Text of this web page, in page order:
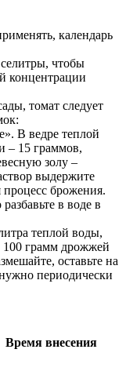
календарь
чтобы
концентрации
томат следует
В ведре теплой
– 15 граммов,
золу –
выдержите
процесс брожения.
в воде в
теплой воды,
100 грамм дрожжей
оставьте на
периодически
Время внесения